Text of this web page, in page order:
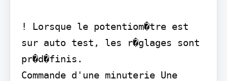
! Lorsque le potentiom�tre est
sur auto test, les r�glages sont
pr�d�finis.
Commande d'une minuterie Une